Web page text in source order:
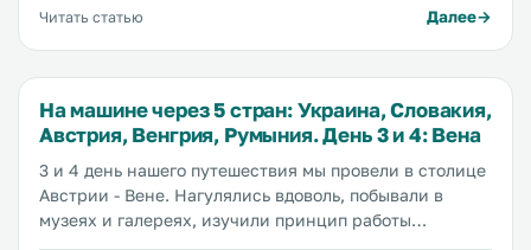
крышами, узкие мощеные брусчаткой улицы увиты
Читать статью Далее
На машине через 5 стран: Украина, Словакия,
Австрия, Венгрия, Румыния. День 3 и 4: Вена
3 и 4 день нашего путешествия мы провели в столице
Австрии - Вене. Нагулялись вдоволь, побывали в
музеях и галереях, изучили принцип работы
общественного транспорта, скушали оригинальный